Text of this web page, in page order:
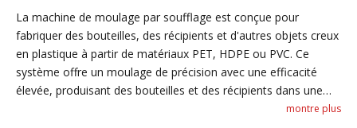
La machine de moulage par soufflage est conçue pour
fabriquer des bouteilles, des récipients et d'autres objets creux
en plastique à partir de matériaux PET, HDPE ou PVC. Ce
système offre un moulage de précision avec une efficacité
élevée, produisant des bouteilles et des récipients dans une
grande variété de formes et de tailles. La machine est capable
montre plus